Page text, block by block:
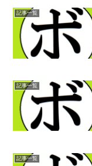
記事一覧
記事一覧
記事一覧